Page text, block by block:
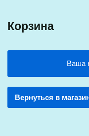
Корзина
Ваша
Вернуться в